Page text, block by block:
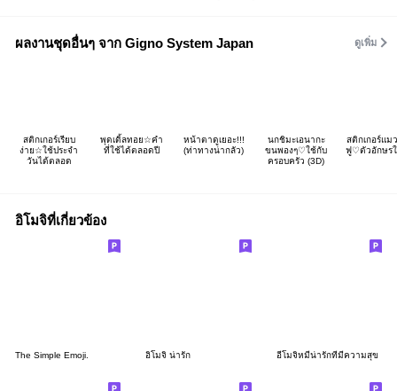
ผลงานชุดอื่นๆ จาก Gigno System Japan ดูเพิ่ม
สติกเกอร์เรียบ
ง่าย☆ใช้ประจำ
วันได้ตลอด
พุดเดิ้ลทอย☆คำ
ที่ใช้ได้ตลอดปี
หน้าตาดูเยอะ!!!
(ท่าทางน่ากลัว)
นกชิมะเอนากะ
ขนพองๆ♡ใช้กับ
ครอบครัว (3D)
สติกเกอร์แม
ฟู♡ตัวอักษร
อิโมจิที่เกี่ยวข้อง
The Simple Emoji. อิโมจิ น่ารัก อีโมจิหมีน่ารักที่มีความสุข